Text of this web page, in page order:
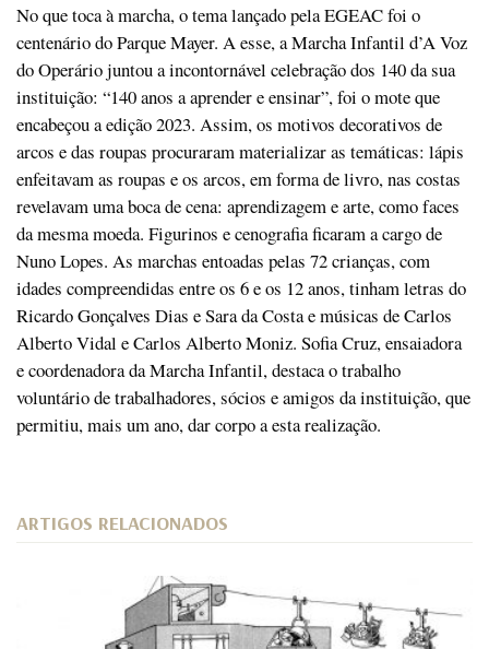
No que toca à marcha, o tema lançado pela EGEAC foi o
centenário do Parque Mayer. A esse, a Marcha Infantil d’A Voz
do Operário juntou a incontornável celebração dos 140 da sua
instituição: “140 anos a aprender e ensinar”, foi o mote que
encabeçou a edição 2023. Assim, os motivos decorativos de
arcos e das roupas procuraram materializar as temáticas: lápis
enfeitavam as roupas e os arcos, em forma de livro, nas costas
revelavam uma boca de cena: aprendizagem e arte, como faces
da mesma moeda. Figurinos e cenografia ficaram a cargo de
Nuno Lopes. As marchas entoadas pelas 72 crianças, com
idades compreendidas entre os 6 e os 12 anos, tinham letras do
Ricardo Gonçalves Dias e Sara da Costa e músicas de Carlos
Alberto Vidal e Carlos Alberto Moniz. Sofia Cruz, ensaiadora
e coordenadora da Marcha Infantil, destaca o trabalho
voluntário de trabalhadores, sócios e amigos da instituição, que
permitiu, mais um ano, dar corpo a esta realização.
ARTIGOS RELACIONADOS